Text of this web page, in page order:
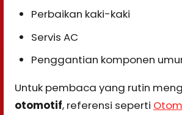
Perbaikan kaki-kaki
Servis AC
Penggantian komponen
Untuk pembaca yang rutin
otomotif, referensi seperti